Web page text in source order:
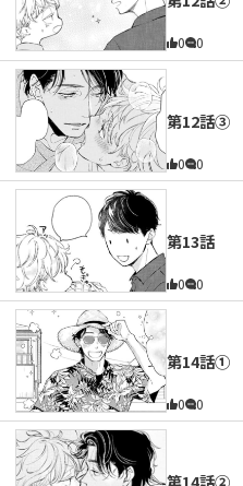
0 0
第12話③
0 0
第13話
0 0
第14話①
0 0
第14話②